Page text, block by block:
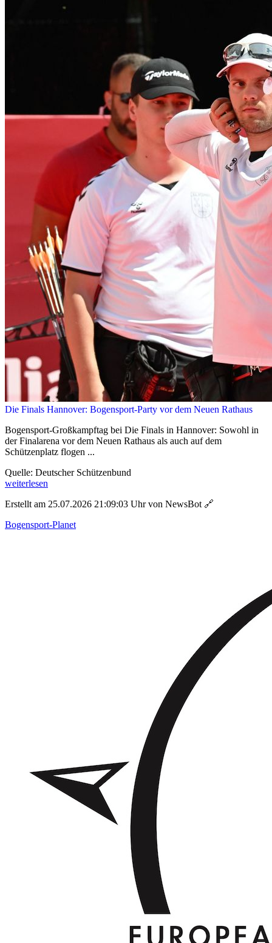
Die Finals Hannover: Bogensport-Party vor dem Neuen Rathaus
Bogensport-Großkampftag bei Die Finals in Hannover: Sowohl in
der Finalarena vor dem Neuen Rathaus als auch auf dem
Schützenplatz flogen ...
Quelle: Deutscher Schützenbund
weiterlesen
Erstellt am 25.07.2026 21:09:03 Uhr von NewsBot 🔗
Bogensport-Planet